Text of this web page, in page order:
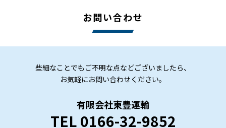
お問い合わせ
些細なことでも ご不明な点などございましたら、
お気軽にお問い合わせください。
有限会社東豊運輸
TEL 0166-32-9852